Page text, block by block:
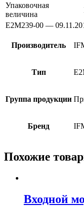
Упаковочная
величина
E2M239-00 —
Производитель
Тип
Группа продукции
Бренд
Похожие
Входной